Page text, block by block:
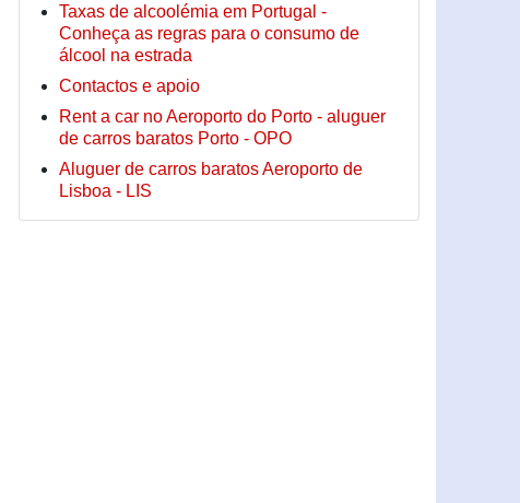
Taxas de alcoolémia em Portugal -
Conheça as regras para o consumo de
álcool na estrada
Contactos e apoio
Rent a car no Aeroporto do Porto - aluguer
de carros baratos Porto - OPO
Aluguer de carros baratos Aeroporto de
Lisboa - LIS